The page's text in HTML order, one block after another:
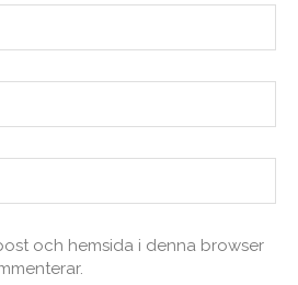
och hemsida i denna browser